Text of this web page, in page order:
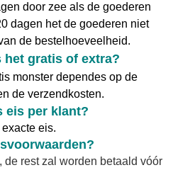
door zee als de goederen
dagen het de goederen niet
de bestelhoeveelheid.
het gratis of extra?
monster dependes op de
de verzendkosten.
eis per klant?
eis.
de rest zal worden betaald vóór